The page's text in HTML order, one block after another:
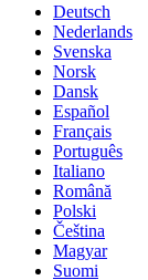
Deutsch
Nederlands
Svenska
Norsk
Dansk
Español
Français
Português
Italiano
Română
Polski
Čeština
Magyar
Suomi